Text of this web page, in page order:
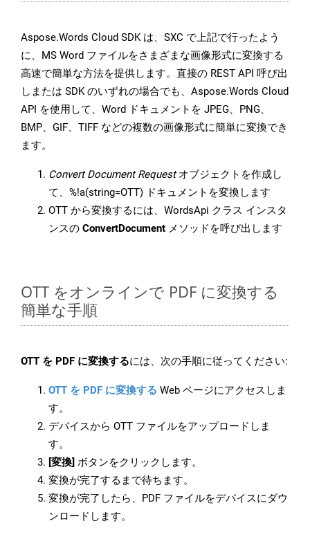
Aspose.Words Cloud SDK は、SXC で上記で行ったよう
に、MS Word ファイルをさまざまな画像形式に変換する
高速で簡単な方法を提供します。直接の REST API 呼び出
しまたは SDK のいずれの場合でも、Aspose.Words Cloud
API を使用して、Word ドキュメントを JPEG、PNG、
BMP、GIF、TIFF などの複数の画像形式に簡単に変換でき
ます。
Convert Document Requestオブジェクトを作成し
て、%!a(string=OTT) ドキュメントを変換します
OTT から変換するには、WordsApi クラス インスタ
ンスの ConvertDocument メソッドを呼び出します
OTT をオンラインで PDF に変換する
簡単な手順
OTT を PDF に変換するには、次の手順に従ってください:
OTT を PDF に変換する Web ページにアクセスしま
す。
デバイスから OTT ファイルをアップロードしま
す。
[変換] ボタンをクリックします。
変換が完了するまで待ちます。
変換が完了したら、PDF ファイルをデバイスにダウ
ンロードします。